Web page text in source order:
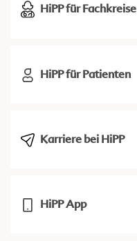
HiPP für Fachkreise
HiPP für Patienten
Karriere bei HiPP
HiPP App